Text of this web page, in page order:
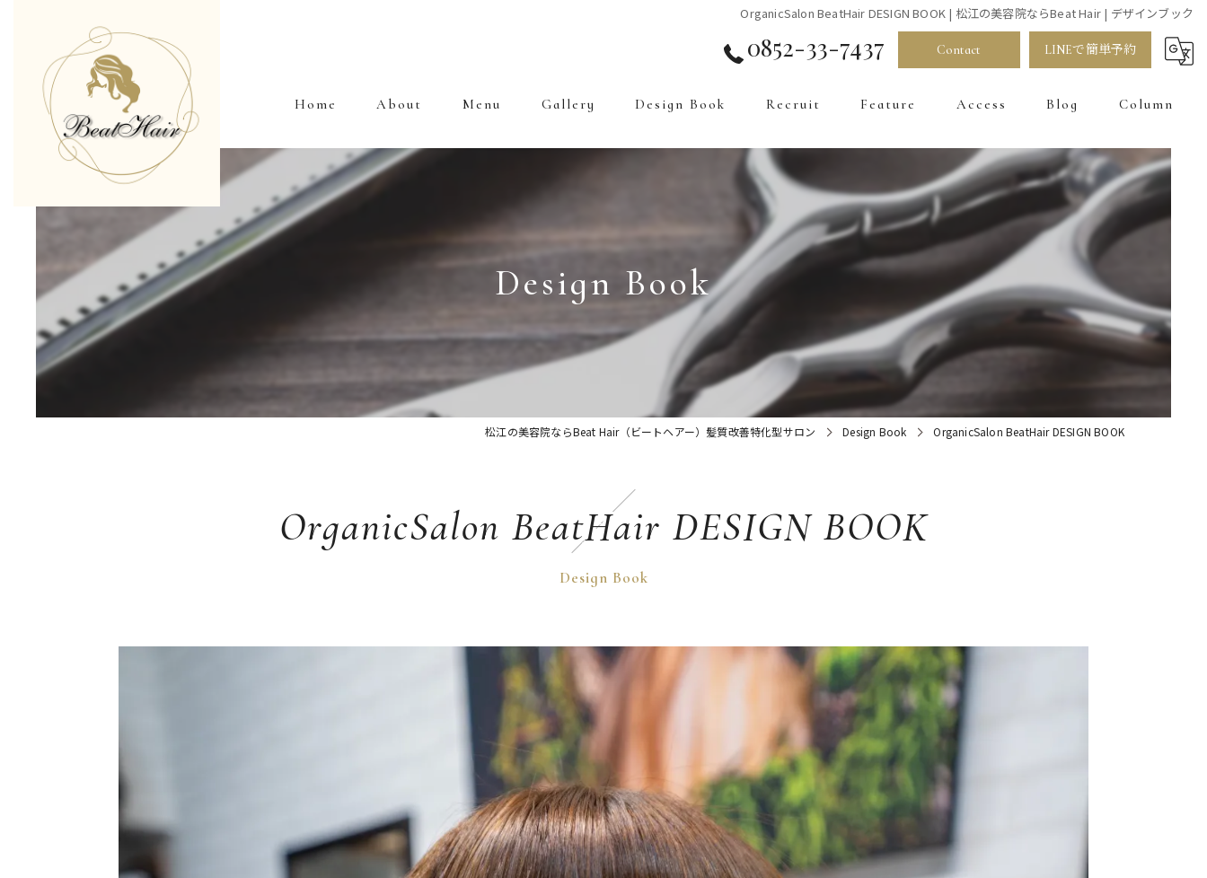
OrganicSalon BeatHair DESIGN BOOK | 松江の美容院ならBeat Hair | デザインブック
0852-33-7437 Contact LINEで簡単予約
Home About Menu Gallery Design Book Recruit Feature
カラー
白髪染め
Access Blog Column
Design Book
松江の美容院ならBeat Hair（ビートヘアー）髪質改善特化型サロン Design Book OrganicSalon BeatHair DESIGN BOOK
Design Book
OrganicSalon BeatHair DESIGN BOOK